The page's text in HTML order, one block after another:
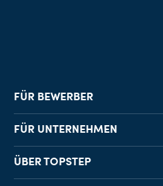
FÜR BEWERBER
Job-Finder
Karriereberatung
FÜR UNTERNEHMEN
Personalvermittlung
Personalsuche
ÜBER TOPSTEP